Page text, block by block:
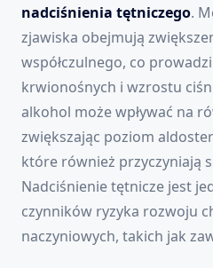
nadciśnienia tętniczego.
zjawiska obejmują
współczulnego, co
krwionośnych i wzrostu
alkohol może wpływać na
zwiększając poziom
które również przyczyniają
Nadciśnienie tętnicze jest
czynników ryzyka rozwoju
naczyniowych, takich jak